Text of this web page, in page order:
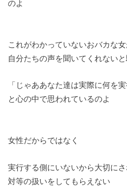
のよ
これがわかっていないおバカな
自分たちの声を聞いてくれない
「じゃああなた達は実際に何を実
と心の中で思われているのよ
女性だからではなく
実行する側にいないから大切に
対等の扱いをしてもらえない